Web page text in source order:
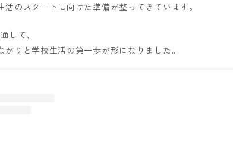
活のスタートに向けた準備が整ってきています。
して、
がりと学校生活の第一歩が形になりました。